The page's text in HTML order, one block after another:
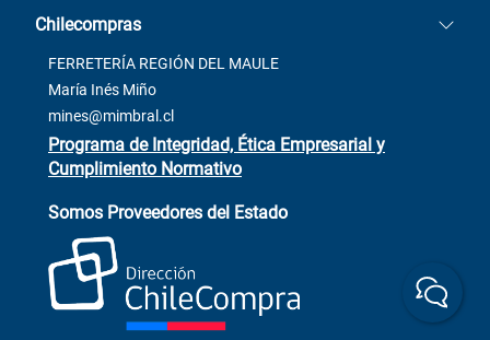
Términos y condiciones
Contacto
Venta Terreno
Trabaja con Nosotros
+(73) 256
ChileCompras
+56 9 9888 9549
2137 San Javier, Fono (73)
Chilecompras
FERRETERÍA REGIÓN DEL MAULE
María Inés Miño
mines@mimbral.cl
Programa de Integridad, Ética Empresarial y
Cumplimiento Normativo
Somos Proveedores del Estado